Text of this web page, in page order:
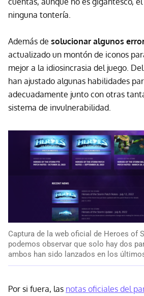
ninguna tontería.
Además de solucionar algunos
actualizado un montón de iconos
mejor a la idiosincrasia del juego.
han ajustado algunas habilidades
adecuadamente junto con otras
sistema de invulnerabilidad.
Captura de la web oficial de Heroes of
podemos observar que solo hay dos
ambos han sido lanzados en los
Por si fuera, las notas oficiales del